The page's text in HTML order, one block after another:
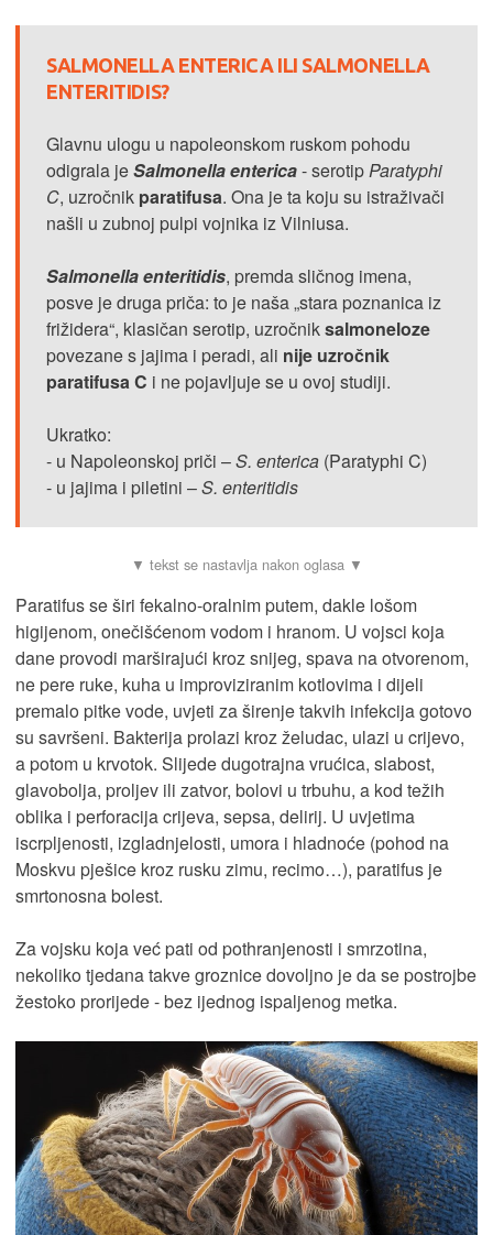
SALMONELLA ENTERICA ILI SALMONELLA
ENTERITIDIS?
Glavnu ulogu u napoleonskom ruskom pohodu
odigrala jeSalmonella enterica- serotipParatyphi
C, uzročnik paratifusa. ​​​Ona je ta koju su istraživači
našli u zubnoj pulpi vojnika iz Vilniusa.
Salmonella enteritidis, premda sličnog imena,
posve je druga priča: to je naša „stara poznanica iz
frižidera“, klasičan serotip, uzročniksalmoneloze
povezane s jajima i peradi, ali nije uzročnik
paratifusa C i ne pojavljuje se u ovoj studiji.
Ukratko:
- u Napoleonskoj priči –S. enterica (Paratyphi C)
- u jajima i piletini –S. enteritidis
Paratifus se širi fekalno-oralnim putem, dakle lošom
higijenom, onečišćenom vodom i hranom. U vojsci koja
dane provodi marširajući kroz snijeg, spava na otvorenom,
ne pere ruke, kuha u improviziranim kotlovima i dijeli
premalo pitke vode, uvjeti za širenje takvih infekcija gotovo
su savršeni. Bakterija prolazi kroz želudac, ulazi u crijevo,
a potom u krvotok. Slijede dugotrajna vrućica, slabost,
glavobolja, proljev ili zatvor, bolovi u trbuhu, a kod težih
oblika i perforacija crijeva, sepsa, delirij. U uvjetima
iscrpljenosti, izgladnjelosti, umora i hladnoće (pohod na
Moskvu pješice kroz rusku zimu, recimo…), paratifus je
smrtonosna bolest.
Za vojsku koja već pati od pothranjenosti i smrzotina,
nekoliko tjedana takve groznice dovoljno je da se postrojbe
žestoko prorijede - bez ijednog ispaljenog metka.